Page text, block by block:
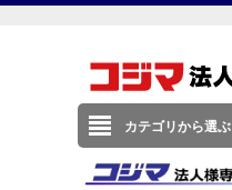
カテゴリから選ぶ